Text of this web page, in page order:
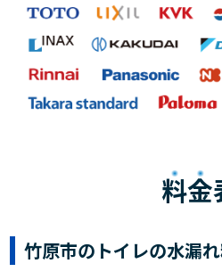
料金
竹原市のトイレの水漏